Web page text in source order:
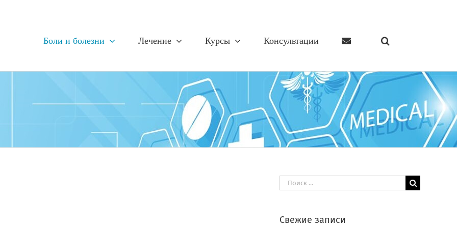
Боли и болезни Лечение Курсы Консультации
Результат
поиска:
Свежие записи